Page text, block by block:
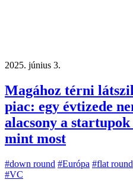
2025. június 3.
Magához térni
piac: egy évtizede
alacsony a startupok
mint most
#down round #Európa #flat round
#VC